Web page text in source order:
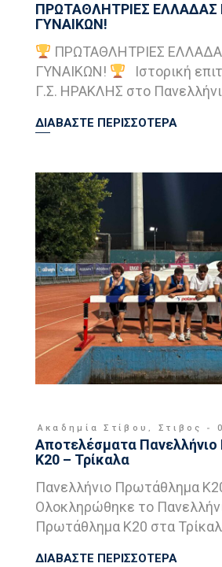
ΠΡΩΤΑΘΛΗΤΡΙΕΣ ΕΛΛΑΔΑΣ
ΓΥΝΑΙΚΩΝ!
ΠΡΩΤΑΘΛΗΤΡΙΕΣ
ΓΥΝΑΙΚΩΝ!
Ιστορική
Γ.Σ. ΗΡΑΚΛΗΣ στο
ΔΙΑΒΑΣΤΕ ΠΕΡΙΣΣΟΤΕΡΑ
Ακαδημία Στίβου , Στιβος
Αποτελέσματα
Κ20 – Τρίκαλα
Πανελλήνιο Πρωτάθλημα
Ολοκληρώθηκε το
Πρωτάθλημα Κ20 στα
ΔΙΑΒΑΣΤΕ ΠΕΡΙΣΣΟΤΕΡΑ